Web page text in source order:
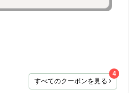
すべてのクーポンを見る
4